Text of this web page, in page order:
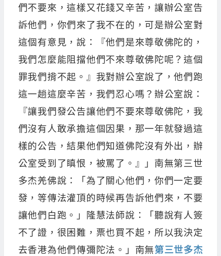
們不要來，這樣又花錢又辛苦，讓辦公室告
訴他們，你們來了我不在的，可是辦公室對
這個有意見，說：『他們是來尊敬佛陀的，
我們怎麼能阻擋他們不來尊敬佛陀呢？這個
罪我們揹不起。』我對辦公室說了，他們跑
這一趟這麼辛苦，我們忍心嗎？辦公室說：
『讓我們發公告讓他們不要來尊敬佛陀，我
們沒有人敢承擔這個因果，那一年就發過這
樣的公告，結果他們知道佛陀沒有外出，辦
公室受到了瞋恨，被罵了。』」南無第三世
多杰羌佛說：「為了關心他們，你們一定要
發，等傳法灌頂的時候再告訴他們來，不要
讓他們白跑。」隆慧法師說：「聽說有人簽
不了證，很困難，票也買不起，所以我決定
去香港為他們傳彌陀法。」南無第三世多杰